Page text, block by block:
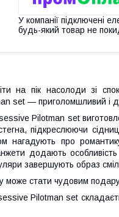
У компанії підключені
будь-який товар не
на пік насолоди зі
set — приголомшливий і
Pilotman set
підкреслюючи
про
додають особливість
завершують образ
може стати чудовим
Pilotman set